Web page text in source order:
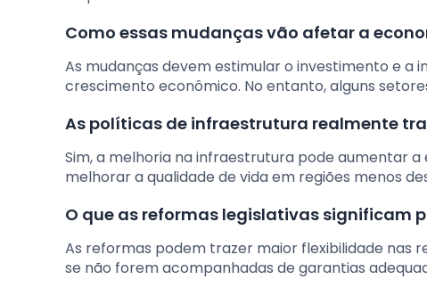
Como essas mudanças vão afetar a
As mudanças devem estimular o investimento e
crescimento econômico. No entanto, alguns
As políticas de infraestrutura realmente
Sim, a melhoria na infraestrutura pode aumentar
melhorar a qualidade de vida em regiões menos
O que as reformas legislativas significam
As reformas podem trazer maior flexibilidade nas
se não forem acompanhadas de garantias